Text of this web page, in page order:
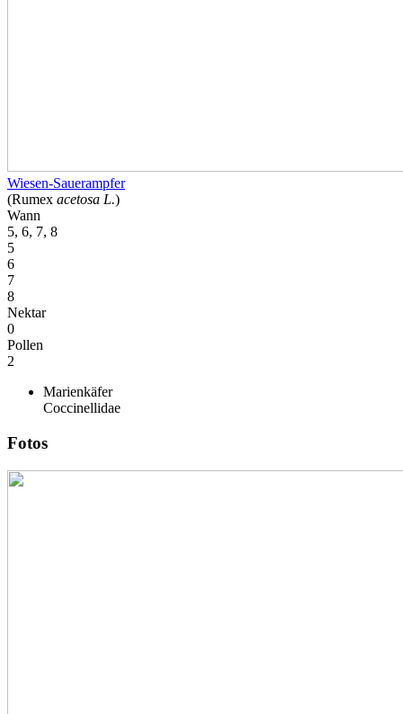
Wiesen-Sauerampfer
(Rumex acetosa L.)
Wann
5, 6, 7, 8
5
6
7
8
Nektar
0
Pollen
2
Marienkäfer
Coccinellidae
Fotos